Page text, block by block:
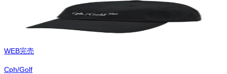
WEB完売
Cph/Golf